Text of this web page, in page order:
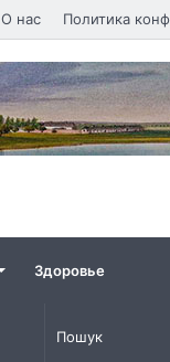
О нас Политика
Здоровье